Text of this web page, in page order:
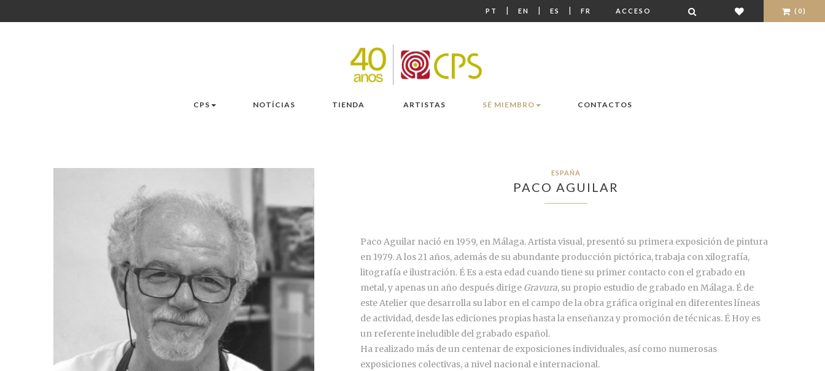
PT | EN | ES | FR ACCESO (0)
CPS NOTÍCIAS TIENDA ARTISTAS SÉ MIEMBRO CONTACTOS
ESPAÑA
PACO AGUILAR
Paco Aguilar nació en 1959, en Málaga. Artista visual, presentó su primera exposición de pintura
en 1979. A los 21 años, además de su abundante producción pictórica, trabaja con xilografía,
litografía e ilustración. É Es a esta edad cuando tiene su primer contacto con el grabado en
metal, y apenas un año después dirige Gravura, su propio estudio de grabado en Málaga. É de
este Atelier que desarrolla su labor en el campo de la obra gráfica original en diferentes líneas
de actividad, desde las ediciones propias hasta la enseñanza y promoción de técnicas. É Hoy es
un referente ineludible del grabado español.
Ha realizado más de un centenar de exposiciones individuales, así como numerosas
exposiciones colectivas, a nivel nacional e internacional.